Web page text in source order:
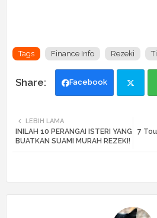
Tags Finance Info Rezeki
Facebook
tte
7
LEBIH LAMA
INILAH 10 PERANGAI ISTERI YANG
BUATKAN SUAMI MURAH REZEKI!